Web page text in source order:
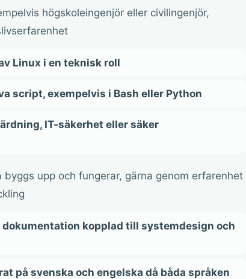
högskoleingenjör eller civilingenjör,
Linux i en teknisk roll
script, exempelvis i Bash eller Python
IT-säkerhet eller säker
upp och fungerar, gärna genom erfarenhet
kopplad till systemdesign och
på svenska och engelska då båda språken